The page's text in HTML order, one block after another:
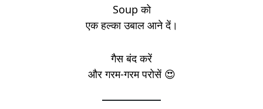
Soup को
एक हल्का उबाल आने दें।
गैस बंद करें
और गरम-गरम परोसें 😍